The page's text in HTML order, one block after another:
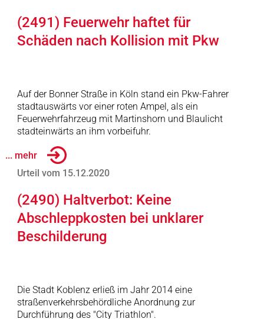
(2491) Feuerwehr haftet für
Schäden nach Kollision mit Pkw
Auf der Bonner Straße in Köln stand ein Pkw-Fahrer
stadtauswärts vor einer roten Ampel, als ein
Feuerwehrfahrzeug mit Martinshorn und Blaulicht
stadteinwärts an ihm vorbeifuhr.
... mehr
Urteil vom 15.12.2020
(2490) Haltverbot: Keine
Abschleppkosten bei unklarer
Beschilderung
Die Stadt Koblenz erließ im Jahr 2014 eine
straßenverkehrsbehördliche Anordnung zur
Durchführung des "City Triathlon".